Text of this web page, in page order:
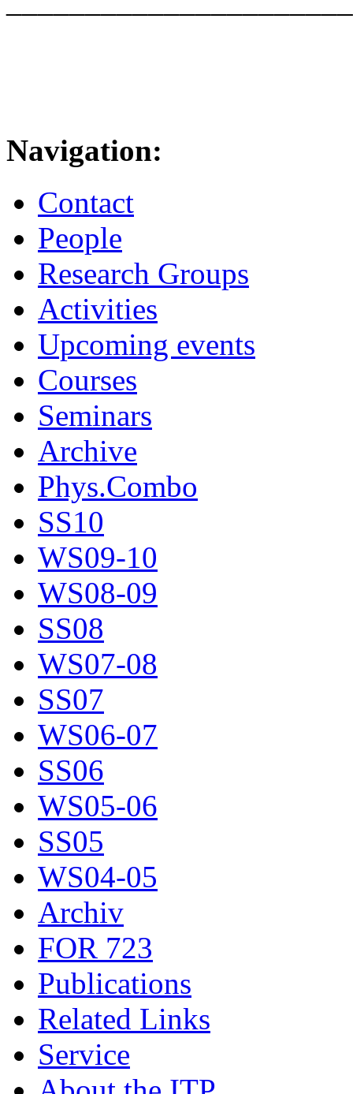
Navigation:
Contact
People
Research Groups
Activities
Upcoming events
Courses
Seminars
Archive
Phys.Combo
SS10
WS09-10
WS08-09
SS08
WS07-08
SS07
WS06-07
SS06
WS05-06
SS05
WS04-05
Archiv
FOR 723
Publications
Related Links
Service